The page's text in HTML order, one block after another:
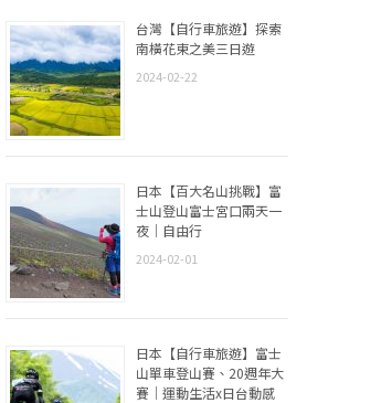
台灣【自行車旅遊】探索
南橫花東之美三日遊
2024-02-22
日本【百大名山挑戰】富
士山登山富士宮口兩天一
夜｜自由行
2024-02-01
日本【自行車旅遊】富士
山單車登山賽、20週年大
賽｜運動生活x日台動感